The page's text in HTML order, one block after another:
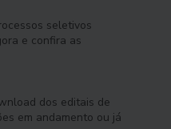
seletivos
e confira as
dos editais de
em andamento ou já